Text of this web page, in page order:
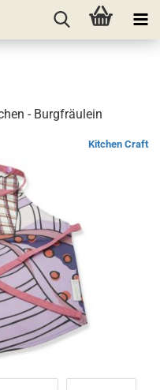
- Burgfräulein
Kitchen Craft